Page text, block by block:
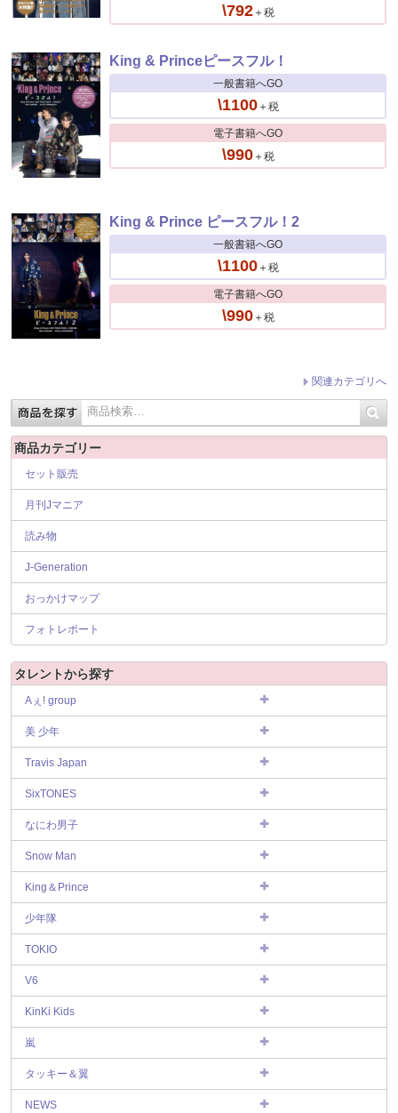
\792＋税
King & Princeピースフル！
一般書籍へGO
\1100＋税
電子書籍へGO
\990＋税
King & Prince ピースフル！2
一般書籍へGO
\1100＋税
電子書籍へGO
\990＋税
関連カテゴリへ
商品カテゴリー
セット販売
月刊Jマニア
読み物
J-Generation
おっかけマップ
フォトレポート
タレントから探す
Aぇ! group
美 少年
Travis Japan
SixTONES
なにわ男子
Snow Man
King＆Prince
少年隊
TOKIO
V6
KinKi Kids
嵐
タッキー＆翼
NEWS